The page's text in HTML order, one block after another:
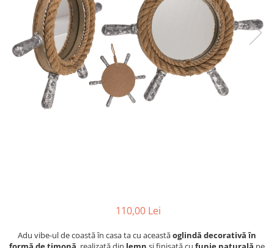
Barci, vapoare, ambarcatiuni
Pesti
Decoratiuni care se agata
110,00 Lei
Adu vibe-ul de coastă în casa ta cu aceastăoglindă decorativă în